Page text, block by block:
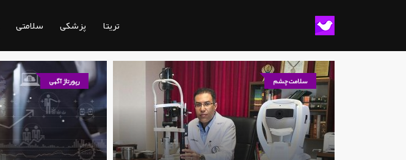
تریتا پزشکی سلامتی
سلامت چشم رپورتاژ آگهی